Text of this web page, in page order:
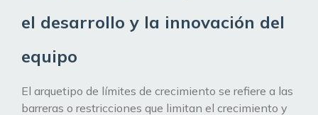
el desarrollo y la innovación del
equipo
El arquetipo de límites de crecimiento se refiere a las
barreras o restricciones que limitan el crecimiento y